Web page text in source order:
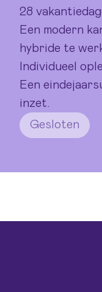
28
Een modern
hybride te
Individueel
Een
inzet.
Gesloten